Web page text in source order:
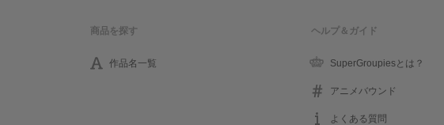
商品を探す
作品名一覧
ヘルプ＆ガイド
SuperGroupiesとは？
アニメバウンド
よくある質問